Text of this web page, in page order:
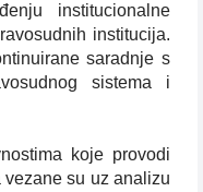
institucionalne
institucija.
saradnje s
sistema i
koje provodi
vezane su uz analizu